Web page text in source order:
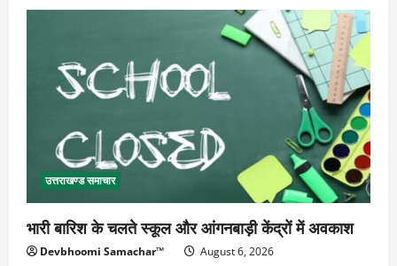
उत्तराखण्ड समाचार
भारी बारिश के चलते स्कूल और आंगनबाड़ी केंद्रों में अवकाश
Devbhoomi Samachar™ August 6, 2026